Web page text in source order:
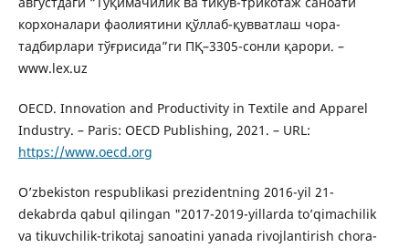
корхоналари фаолиятини қўллаб-қувватлаш чора-
тадбирлари тўғрисида”ги ПҚ–3305-сонли қарори. –
www.lex.uz
OECD. Innovation and Productivity in Textile and Apparel
Industry. – Paris: OECD Publishing, 2021. – URL:
https://www.oecd.org
O’zbekiston respublikasi prezidentning 2016-yil 21-
dekabrda qabul qilingan "2017-2019-yillarda to’qimachilik
va tikuvchilik-trikotaj sanoatini yanada rivojlantirish chora-